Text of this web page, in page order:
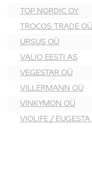
TOP NORDIC OY
TROCOS TRADE OÜ
URSUS OÜ
VALIO EESTI AS
VEGESTAR OÜ
VILLERMANN OÜ
VINKYMON OÜ
VIOLIFE / EUGESTA